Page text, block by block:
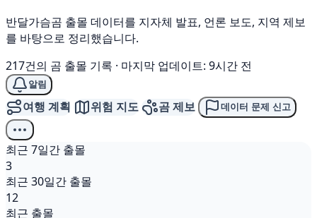
반달가슴곰 출몰 데이터를 지자체 발표, 언론 보도, 지역 제보
를 바탕으로 정리했습니다.
217건의 곰 출몰 기록 · 마지막 업데이트: 9시간 전
알림
여행 계획 위험 지도 곰 제보 데이터 문제 신고
최근 7일간 출몰
3
최근 30일간 출몰
12
최근 출몰